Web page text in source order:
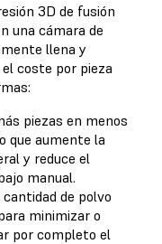
3D de fusión
una cámara de
llena y
coste por pieza
piezas en menos
que aumente la
y reduce el
manual.
de polvo
minimizar o
por completo el